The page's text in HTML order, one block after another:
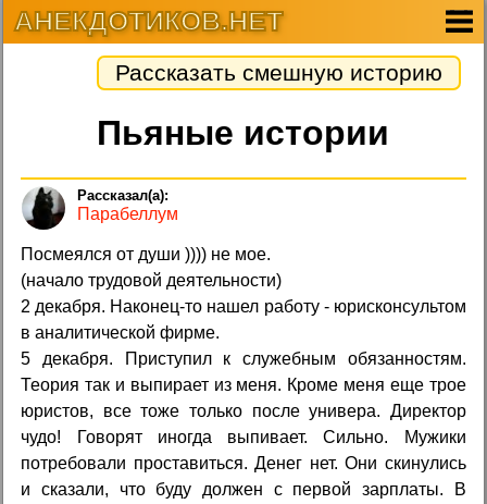
АНЕКДОТИКОВ.НЕТ
Рассказать смешную историю
Пьяные истории
Парабеллум
Посмеялся от души )))) не мое.
(начало трудовой деятельности)
2 декабря. Наконец-то нашел работу - юрисконсультом
в аналитической фирме.
5 декабря. Приступил к служебным обязанностям.
Теория так и выпирает из меня. Кроме меня еще трое
юристов, все тоже только после универа. Директор
чудо! Говорят иногда выпивает. Сильно. Мужики
потребовали проставиться. Денег нет. Они скинулись
и сказали, что буду должен с первой зарплаты. В